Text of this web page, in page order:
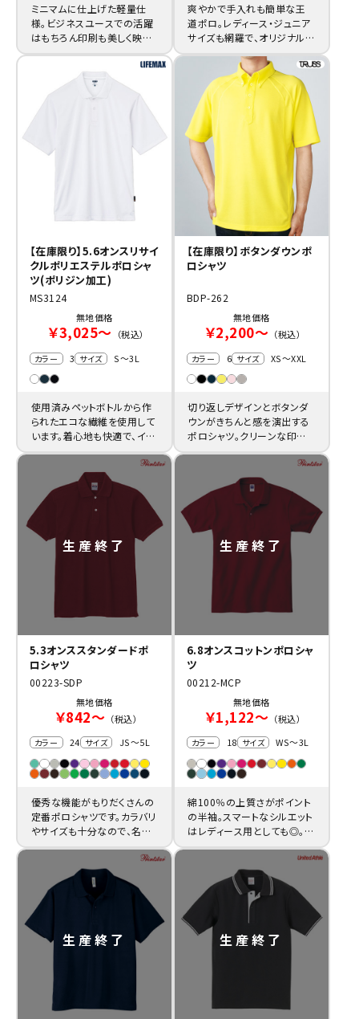
ミニマムに仕上げた軽量仕
様。ビジネスユースでの活躍
はもちろん印刷も美しく映え、
爽やかで手入れも簡単な王
道ポロ。レディース・ジュニア
サイズも網羅で、オリジナル
【在庫限り】5.6オンスリサイ
クルポリエステルポロシャ
ツ(ポリジン加工)
MS3124
無地価格
￥3,025～ （税込）
カラー 3 サイズ S～3L
使用済みペットボトルから作
られたエコな繊維を使用して
います。着心地も快適で、イベ
【在庫限り】ボタンダウンポ
ロシャツ
BDP-262
無地価格
￥2,200～ （税込）
カラー 6 サイズ XS～XXL
切り返しデザインとボタンダ
ウンがきちんと感を演出する
ポロシャツ。クリーンな印象
5.3オンススタンダードポ
ロシャツ
00223-SDP
無地価格
￥842～ （税込）
カラー 24 サイズ JS～5L
優秀な機能がもりだくさんの
定番ポロシャツです。カラバリ
やサイズも十分なので、名入
6.8オンスコットンポロシャ
ツ
00212-MCP
無地価格
￥1,122～ （税込）
カラー 18 サイズ WS～3L
綿100％の上質さがポイント
の半袖。スマートなシルエット
はレディース用としても◎。極